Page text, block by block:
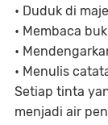
• Duduk di
• Membaca
•
• Menulis
Setiap tinta
menjadi air